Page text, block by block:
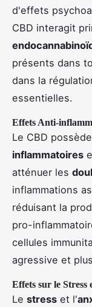
d'effets
CBD interagit
présents dans
dans la
essentielles.
Effets Anti-
Le CBD
inflammatoires
atténuer les
inflammations
réduisant la
pro-
cellules
agressive et
Effets sur le Stress
Le stress et l'